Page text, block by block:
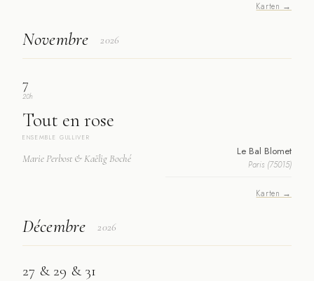
Karten →
Novembre 2026
7
20h
Tout en rose
ENSEMBLE GULLIVER
Marie Perbost & Kaëlig Boché
Le Bal Blomet
Paris (75015)
Karten →
Décembre 2026
27 & 29 & 31